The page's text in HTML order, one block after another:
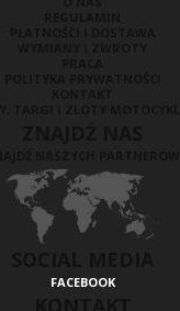
FACEBOOK